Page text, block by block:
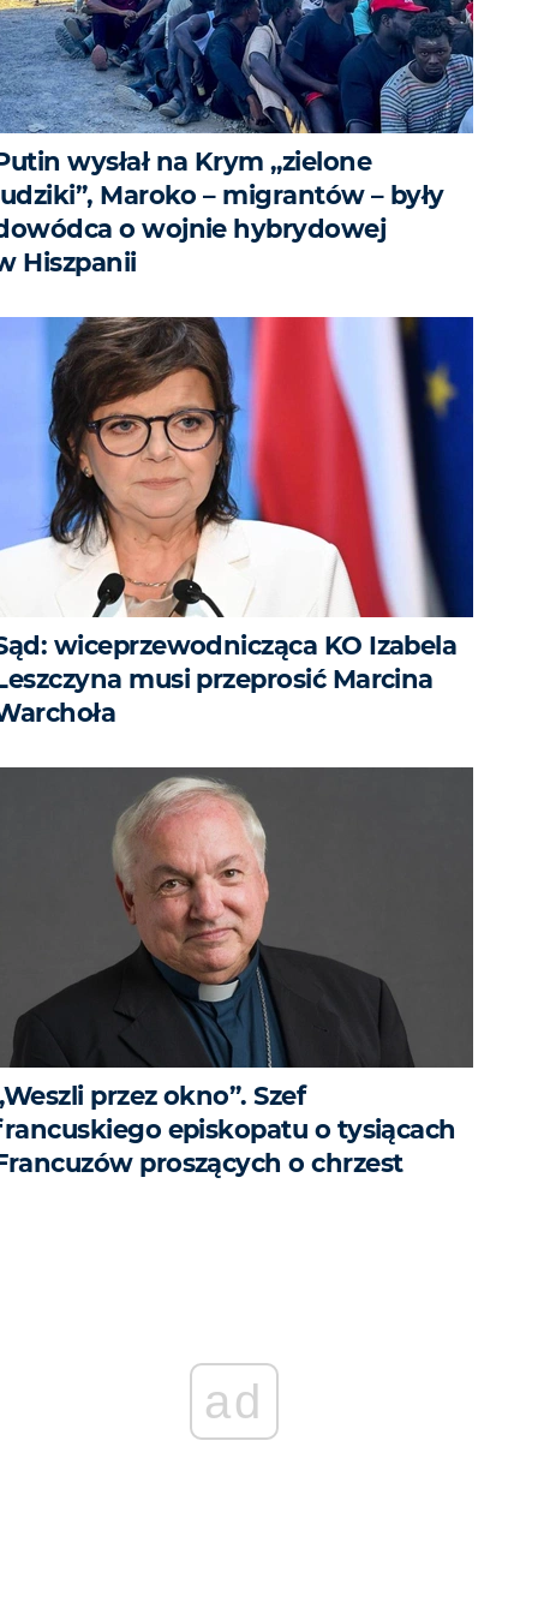
wysłał na Krym „zielone
Maroko – migrantów – były
o wojnie hybrydowej
Hiszpanii
wiceprzewodnicząca KO Izabela
musi przeprosić Marcina
przez okno”. Szef
episkopatu o tysiącach
proszących o chrzest
ad